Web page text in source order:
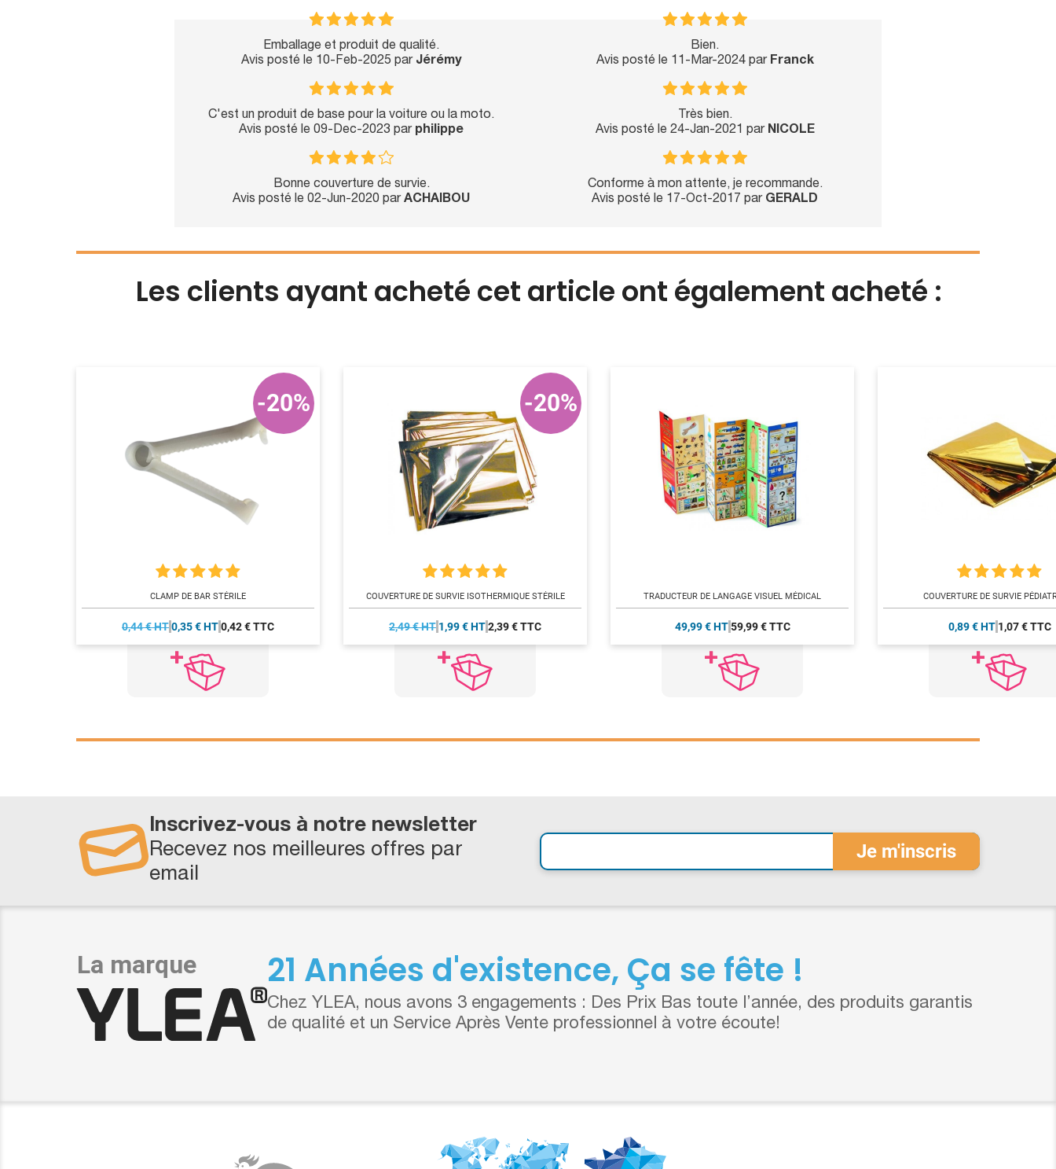
Emballage et produit de qualité.
Avis posté le 10-Feb-2025 par Jérémy
Bien.
Avis posté le 11-Mar-2024 par Franck
C'est un produit de base pour la voiture ou la moto.
Avis posté le 09-Dec-2023 par philippe
Très bien.
Avis posté le 24-Jan-2021 par NICOLE
Bonne couverture de survie.
Avis posté le 02-Jun-2020 parACHAIBOU
Conforme à mon attente, je recommande.
Avis posté le 17-Oct-2017 par GERALD
Les clients ayant acheté cet article ont également acheté :
CLAMP DE BAR STÉRILE
0,44 € HT0,35 € HT0,42 € TTC
-20%
COUVERTURE DE SURVIE ISOTHERMIQUE STÉRILE
2,49 € HT 1,99 € HT2,39 € TTC
-20%
TRADUCTEUR DE LANGAGE VISUEL MÉDICAL
49,99 € HT 59,99 € TTC
COUVERTURE DE SURVIE
0,89 € HT 1,07 € TTC
Inscrivez-vous à notre newsletter
Recevez nos meilleures offres par
email
21 Années d'existence, Ça se fête !
Chez YLEA, nous avons 3 engagements : Des Prix Bas toute l’année, des produits garantis
de qualité et un Service Après Vente professionnel à votre écoute!